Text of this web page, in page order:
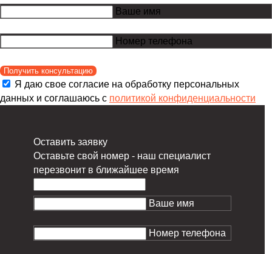
Ваше имя
Номер телефона
Получить консультацию
Я даю свое согласие на обработку персональных
данных и соглашаюсь с политикой конфиденциальности
Оставить заявку
Оставьте свой номер - наш специалист
перезвонит в ближайшее время
Ваше имя
Номер телефона